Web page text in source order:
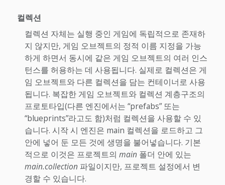
컬렉션
컬렉션 자체는 실행 중인 게임에 독립적으로 존재하
지 않지만, 게임 오브젝트의 정적 이름 지정을 가능
하게 하면서 동시에 같은 게임 오브젝트의 여러 인스
턴스를 허용하는 데 사용됩니다. 실제로 컬렉션은 게
임 오브젝트와 다른 컬렉션을 담는 컨테이너로 사용
됩니다. 복잡한 게임 오브젝트와 컬렉션 계층구조의
프로토타입(다른 엔진에서는 “prefabs” 또는
“blueprints”라고도 함)처럼 컬렉션을 사용할 수 있
습니다. 시작 시 엔진은 main 컬렉션을 로드하고 그
안에 넣어 둔 모든 것에 생명을 불어넣습니다. 기본
적으로 이것은 프로젝트의main 폴더 안에 있는
main.collection 파일이지만, 프로젝트 설정에서 변
경할 수 있습니다.